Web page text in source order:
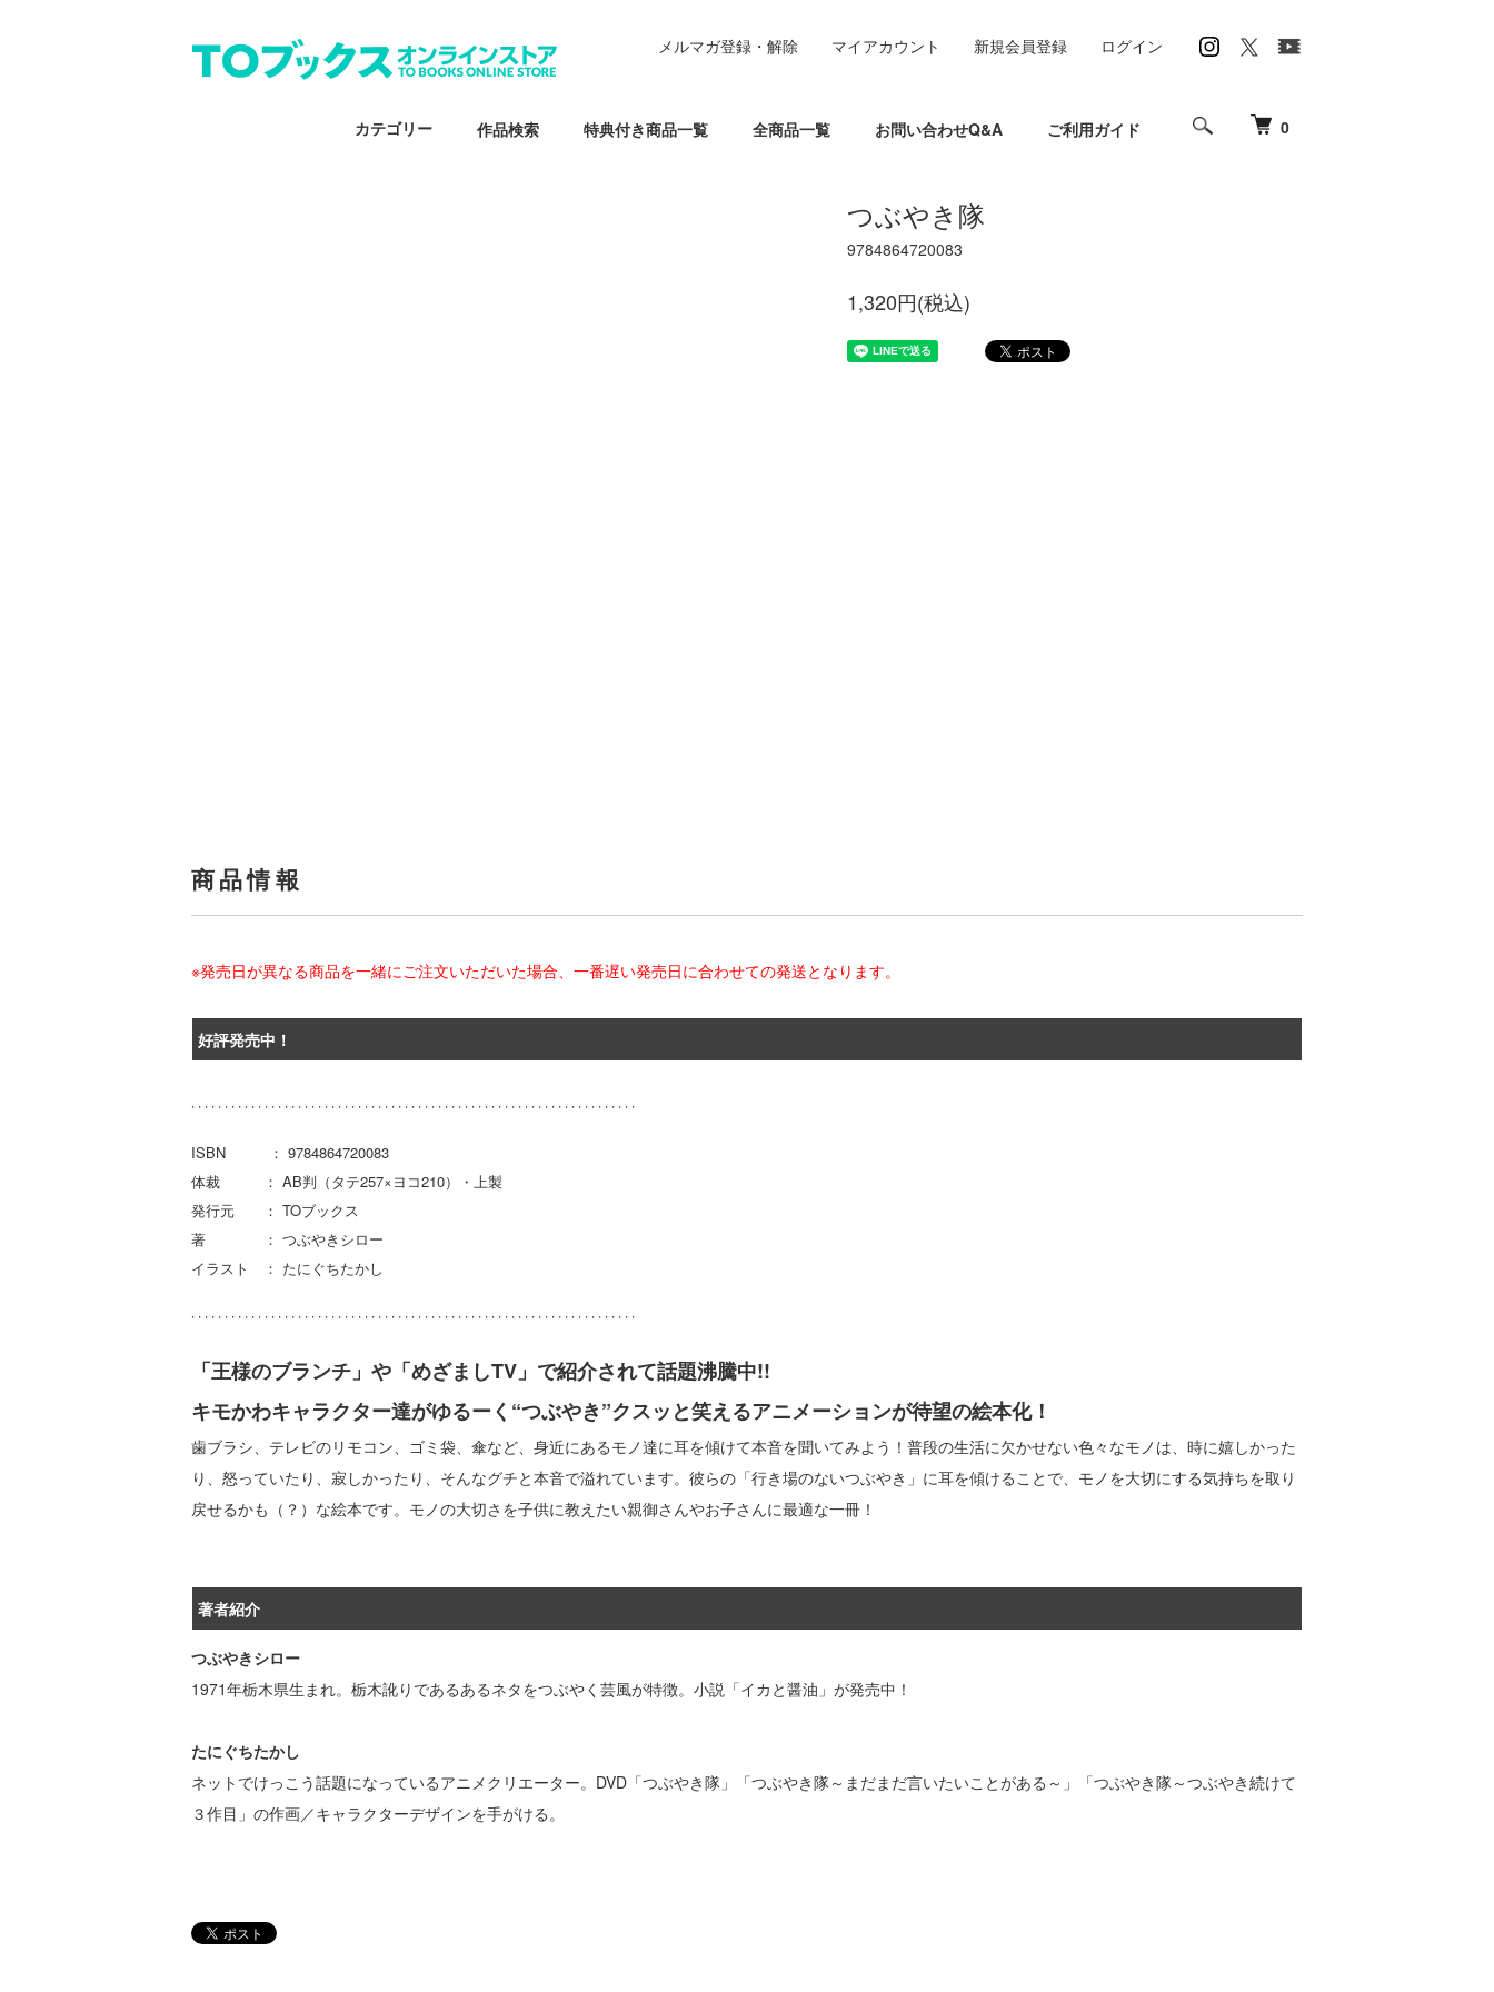
0
カテゴリー 作品検索 特典付き商品一覧 全商品一覧 お問い合わせQ&A ご利用ガイド
メルマガ登録・解除 マイアカウント 新規会員登録 ログイン
つぶやき隊
9784864720083
1,320円(税込)
商品情報
※発売日が異なる商品を一緒にご注文いただいた場合、一番遅い発売日に合わせての発送となります。
好評発売中！
ISBN ： 9784864720083
体裁 ： AB判（タテ257×ヨコ210）・上製
発行元 ： TOブックス
著 ： つぶやきシロー
イラスト ： たにぐちたかし
「王様のブランチ」や「めざましTV」で紹介されて話題沸騰中!!
キモかわキャラクター達がゆるーく“つぶやき”クスッと笑えるアニメーションが待望の絵本化！
歯ブラシ、テレビのリモコン、ゴミ袋、傘など、身近にあるモノ達に耳を傾けて本音を聞いてみよう！普段の生活に欠かせない色々なモノは、時に嬉しかった
り、怒っていたり、寂しかったり、そんなグチと本音で溢れています。彼らの「行き場のないつぶやき」に耳を傾けることで、モノを大切にする気持ちを取り
戻せるかも（？）な絵本です。モノの大切さを子供に教えたい親御さんやお子さんに最適な一冊！
著者紹介
つぶやきシロー
1971年栃木県生まれ。栃木訛りであるあるネタをつぶやく芸風が特徴。小説「イカと醤油」が発売中！
たにぐちたかし
ネットでけっこう話題になっているアニメクリエーター。DVD「つぶやき隊」「つぶやき隊～まだまだ言いたいことがある～」「つぶやき隊～つぶやき続けて
３作目」の作画／キャラクターデザインを手がける。